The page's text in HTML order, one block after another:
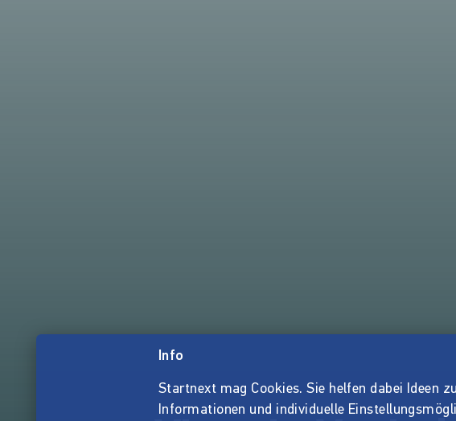
Info
Startnext mag Cookies. Sie helfen dabei Ideen
Informationen und individuelle